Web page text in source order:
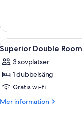
Single
Room
Öppna
alla
foton
för
Superior
Double
4
Superior Double Room
3 sovplatser
1 dubbelsäng
Gratis wi-fi
Mer information
Mer